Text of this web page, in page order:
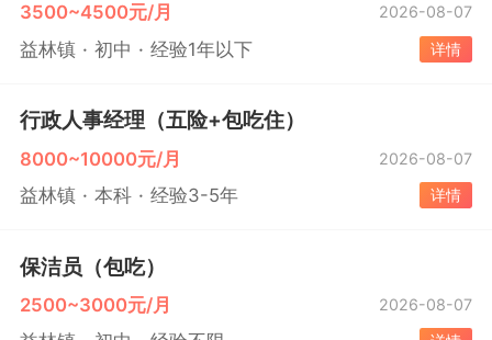
3500~4500元/月 2026-08-07
益林镇 初中 经验1年以下 详情
行政人事经理（五险+包吃住）
8000~10000元/月 2026-08-07
益林镇 本科 经验3-5年 详情
保洁员（包吃）
2500~3000元/月 2026-08-07